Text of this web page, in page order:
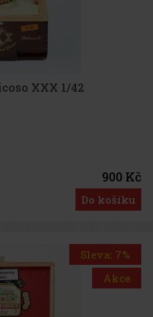
XXX 1/42
900 Kč
Do košíku
Sleva: 7%
Akce